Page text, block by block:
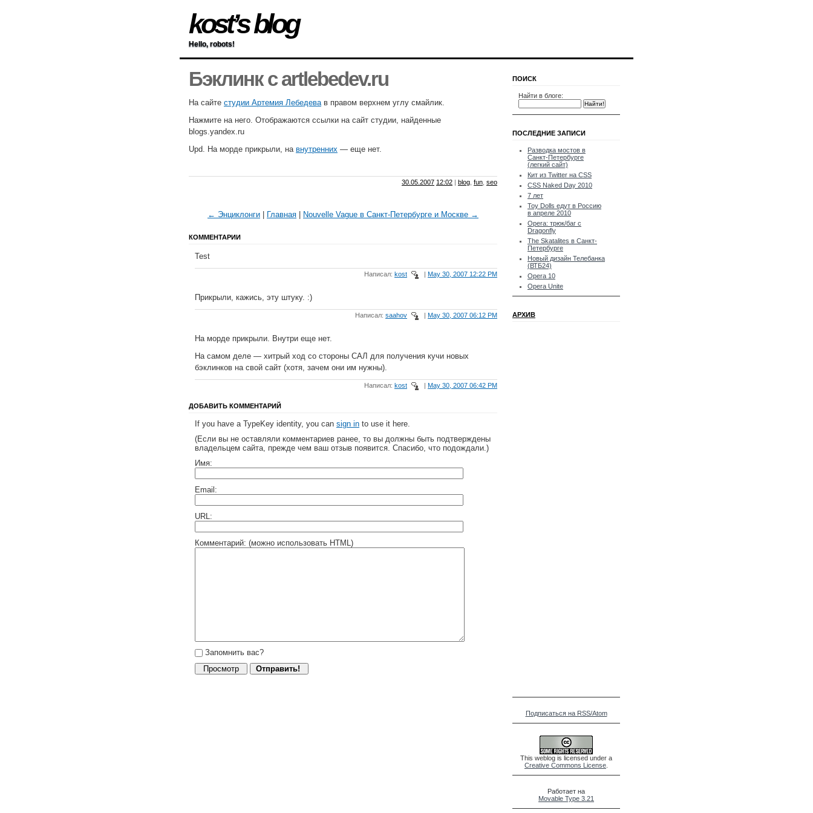
kost’s blog
Hello, robots!
Бэклинк с artlebedev.ru
На сайте студии Артемия Лебедевав правом верхнем углу смайлик.
Нажмите на него. Отображаются ссылки на сайт студии, найденные
blogs.yandex.ru
Upd. На морде прикрыли, на внутренних — еще нет.
30.05.2007 12:02 | blog fun seo
← Энциклонги Главная Nouvelle Vague в Санкт-Петербурге и Москве →
КОММЕНТАРИИ
Test
Написал: kost May 30, 2007 12:22 PM
Прикрыли, кажись, эту штуку. :)
Написал: saahov May 30, 2007 06:12 PM
На морде прикрыли. Внутри еще нет.
На самом деле — хитрый ход со стороны САЛ для получения кучи новых
бэклинков на свой сайт (хотя, зачем они им нужны).
Написал: kost May 30, 2007 06:42 PM
ДОБАВИТЬ КОММЕНТАРИЙ
If you have a TypeKey identity, you can sign in to use it here.
(Если вы не оставляли комментариев ранее, то вы должны быть подтверждены
владельцем сайта, прежде чем ваш отзыв появится. Спасибо, что подождали.)
Имя:
Email:
URL:
Комментарий: (можно использовать HTML)
Запомнить вас?
ПОИСК
Найти в блоге:
ПОСЛЕДНИЕ ЗАПИСИ
Разводка мостов в
Санкт-Петербурге
(легкий сайт)
Кит из Twitter на CSS
CSS Naked Day 2010
7 лет
Toy Dolls едут в Россию
в апреле 2010
Opera: трюк/баг с
Dragonfly
The Skatalites в Санкт-
Петербурге
Новый дизайн Телебанка
(ВТБ24)
Opera 10
Opera Unite
АРХИВ
Подписаться на RSS/Atom
This weblog is licensed under a
Creative Commons License
Работает на
Movable Type 3.21